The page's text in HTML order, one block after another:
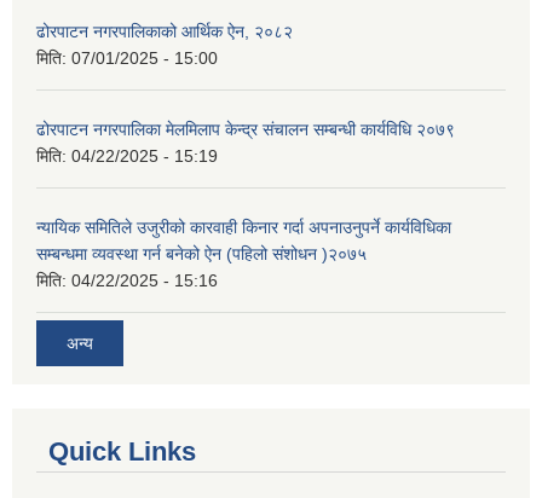
ढोरपाटन नगरपालिकाको आर्थिक ऐन, २०८२
मिति: 07/01/2025 - 15:00
ढोरपाटन नगरपालिका मेलमिलाप केन्द्र संचालन सम्बन्धी कार्यविधि २०७९
मिति: 04/22/2025 - 15:19
न्यायिक समितिले उजुरीको कारवाही किनार गर्दा अपनाउनुपर्ने कार्यविधिका
सम्बन्धमा व्यवस्था गर्न बनेको ऐन (पहिलो संशोधन )२०७५
मिति: 04/22/2025 - 15:16
अन्य
Quick Links